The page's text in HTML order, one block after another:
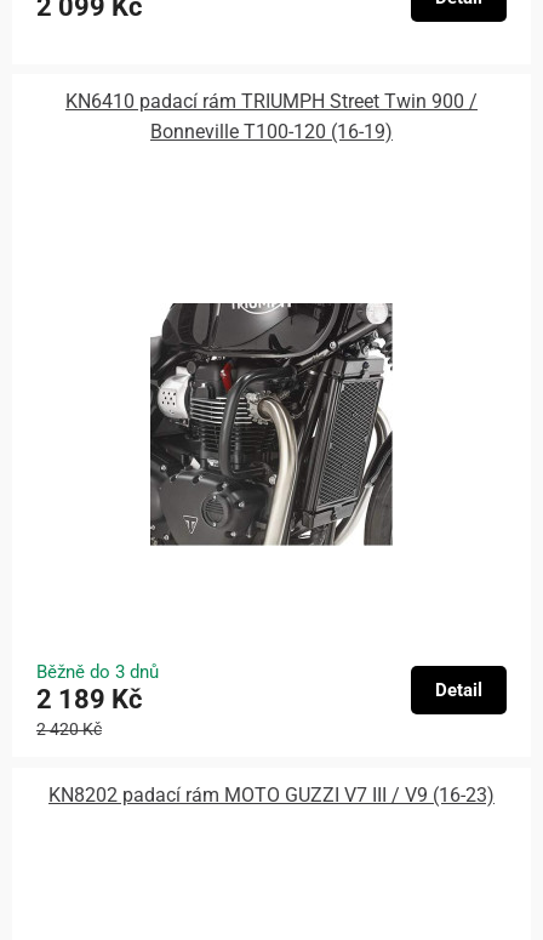
2 099 Kč
KN6410 padací rám TRIUMPH Street Twin 900 /
Bonneville T100-120 (16-19)
Běžně do 3 dnů
2 189 Kč
2 420 Kč
Detail
KN8202 padací rám MOTO GUZZI V7 III / V9 (16-23)